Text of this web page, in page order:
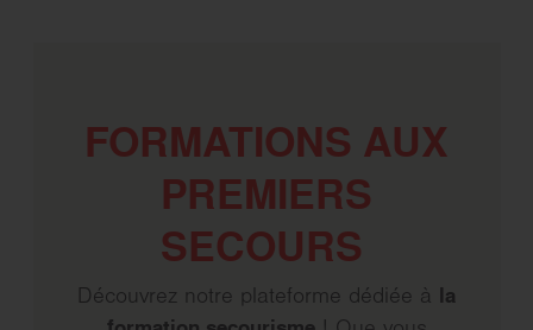
FORMATIONS AUX
PREMIERS
SECOURS
Découvrez notre plateforme dédiée à la